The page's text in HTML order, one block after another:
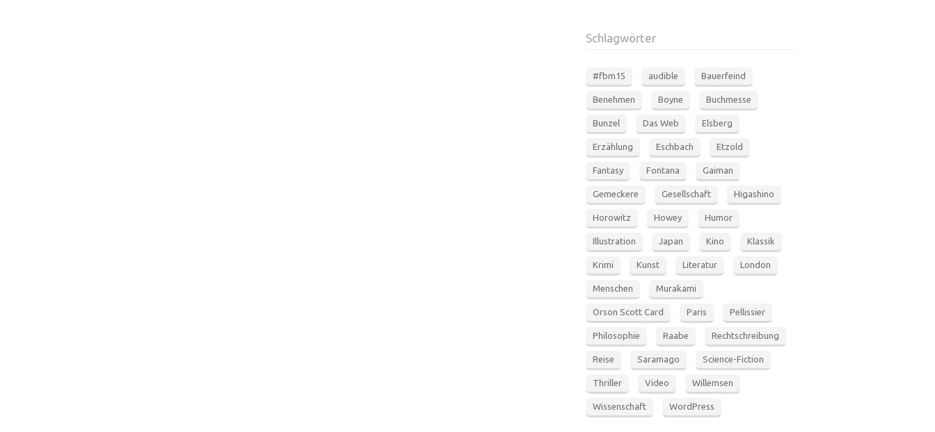
Schlagwörter
#fbm15 audible Bauerfeind
Benehmen Boyne Buchmesse
Bunzel Das Web Elsberg
Erzählung Eschbach Etzold
Fantasy Fontana Gaiman
Gemeckere Gesellschaft Higashino
Horowitz Howey Humor
Illustration Japan Kino Klassik
Krimi Kunst Literatur London
Menschen Murakami
Orson Scott Card Paris Pellissier
Philosophie Raabe Rechtschreibung
Reise Saramago Science-Fiction
Thriller Video Willemsen
Wissenschaft WordPress